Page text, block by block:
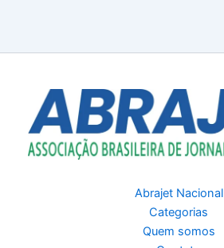
Abrajet Nacional
Categorias
Quem somos